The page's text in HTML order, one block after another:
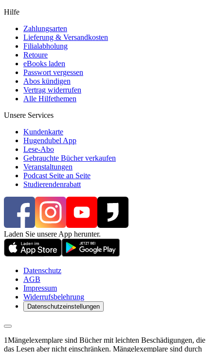
Hilfe
Zahlungsarten
Lieferung & Versandkosten
Filialabholung
Retoure
eBooks laden
Passwort vergessen
Abos kündigen
Vertrag widerrufen
Alle Hilfethemen
Unsere Services
Kundenkarte
Hugendubel App
Lese-Abo
Gebrauchte Bücher verkaufen
Veranstaltungen
Podcast Seite an Seite
Studierendenrabatt
Laden Sie unsere App herunter.
Datenschutz
AGB
Impressum
Widerrufsbelehrung
Datenschutzeinstellungen
1Mängelexemplare sind Bücher mit leichten Beschädigungen, die
das Lesen aber nicht einschränken. Mängelexemplare sind durch